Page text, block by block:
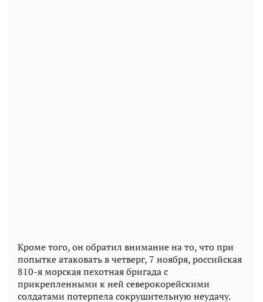
Кроме того, он обратил внимание на то, что при
попытке атаковать в четверг, 7 ноября, российская
810-я морская пехотная бригада с
прикрепленными к ней северокорейскими
солдатами потерпела сокрушительную неудачу.